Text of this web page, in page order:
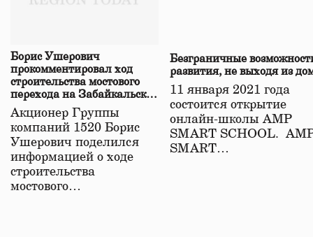
Борис Ушерович
прокомментировал ход
строительства мостового
перехода на Забайкальской
железной дороге
Акционер Группы
компаний 1520 Борис
Ушерович поделился
информацией о ходе
строительства
мостового…
Безграничные
развития, не выходя из
11 января 2021 года
состоится открытие
онлайн-школы АМР
SMART SCHOOL.
SMART…